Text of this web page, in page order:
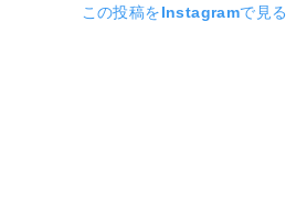
この投稿をInstagramで見る